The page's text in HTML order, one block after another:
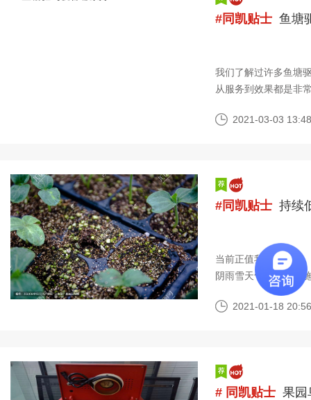
#同凯贴士 鱼塘
我们了解过许多鱼塘
从服务到效果都是非
2021-03-03
#同凯贴士 持续
当前正值我省茄果类
阴雨雪天气，大棚设
凋萎死苗。根据气象
2021-01-18
# 同凯贴士 果园